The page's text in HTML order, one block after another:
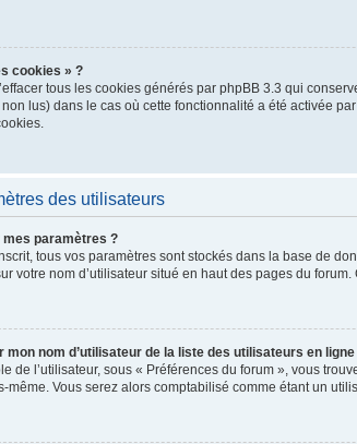
cookies » ?
tous les cookies générés par phpBB 3.3 qui
lus) dans le cas où cette fonctionnalité a été activée
des utilisateurs
paramètres ?
tous vos paramètres sont stockés dans la base de
votre nom d’utilisateur situé en haut des pages du
mon nom d’utilisateur de la liste des utilisateurs en ligne
de l’utilisateur, sous « Préférences du forum », vous
même. Vous serez alors comptabilisé comme étant un